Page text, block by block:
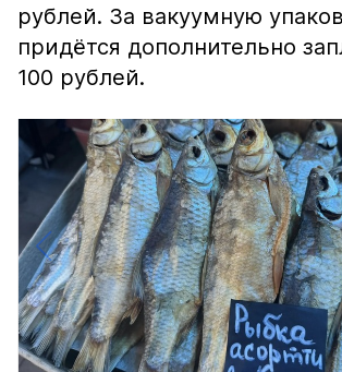
рублей. За вакуумную
придётся дополнительно
100 рублей.